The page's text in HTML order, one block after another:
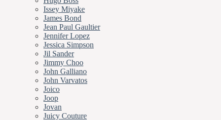
Issey Miyake
James Bond
Jean Paul Gaultier
Jennifer Lopez
Jessica Simpson
Jil Sander
Jimmy Choo
John Galliano
John Varvatos
Joico
Joop
Jovan
Juicy Couture